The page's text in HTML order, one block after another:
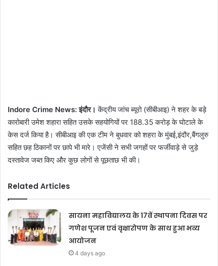
Indore Crime News: इंदौर। केंद्रीय जांच ब्यूरो (सीबीआइ) ने शहर के बड़े
कारोबारी उमेश शहारा सहित उसके सहयोगियों पर 188.35 करोड़ के घोटाले के
केस दर्ज किया है। सीबीआइ की एक टीम ने बुधवार को शहरा के मुंबई,इंदौर,बैंगलुरु
सहित छह ठिकानों पर छापे भी मारे। एजेंसी ने सभी जगहों पर फर्जीवाड़े से जुड़े
दस्तावेज जब्त किए और कुछ लोगों से पूछताछ भी की।
Related Articles
सायना महाविद्यालय के 17वें स्थापना दिवस पर
गणेश पूजन एवं वृक्षारोपण के साथ हुआ भव्य
आयोजन
4 days ago